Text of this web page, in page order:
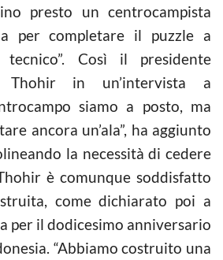
presto un centrocampista
per completare il puzzle a
tecnico”. Così il presidente
Thohir in un’intervista a
siamo a posto, ma
ancora un’ala”, ha aggiunto
la necessità di cedere
è comunque soddisfatto
come dichiarato poi a
per il dodicesimo anniversario
“Abbiamo costruito una